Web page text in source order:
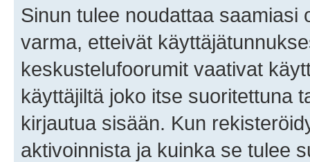
Sinun tulee noudattaa saamiasi
varma, etteivät
keskustelufoorumit vaativat
käyttäjiltä joko itse suoritettuna
kirjautua sisään. Kun
aktivoinnista ja kuinka se tulee